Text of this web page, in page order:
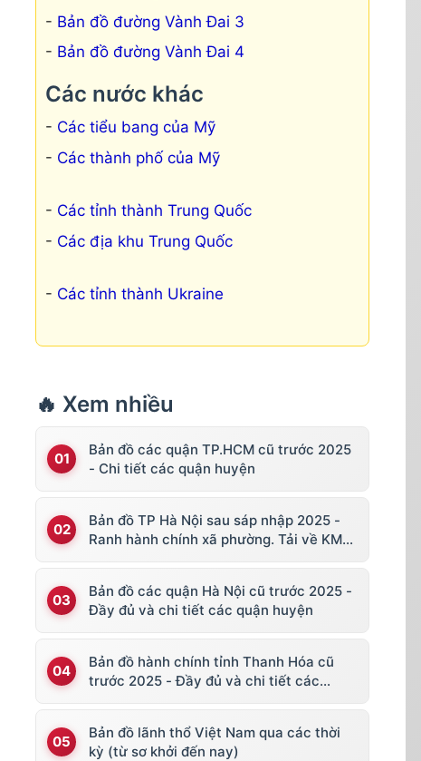
Bản đồ đường Vành Đai 3
Bản đồ đường Vành Đai 4
Các nước khác
Các tiểu bang của Mỹ
Các thành phố của Mỹ
Các tỉnh thành Trung Quốc
Các địa khu Trung Quốc
Các tỉnh thành Ukraine
🔥 Xem nhiều
Bản đồ các quận TP.HCM cũ trước 2025
- Chi tiết các quận huyện
Bản đồ TP Hà Nội sau sáp nhập 2025 -
Ranh hành chính xã phường. Tải về KML,
Bản đồ các quận Hà Nội cũ trước 2025 -
Đầy đủ và chi tiết các quận huyện
Bản đồ hành chính tỉnh Thanh Hóa cũ
trước 2025 - Đầy đủ và chi tiết các
Bản đồ lãnh thổ Việt Nam qua các thời
kỳ (từ sơ khởi đến nay)